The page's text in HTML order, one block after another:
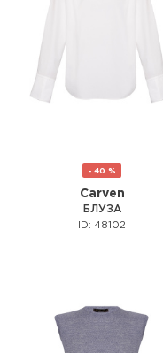
- 40 %
Carven
БЛУЗА
ID: 48102